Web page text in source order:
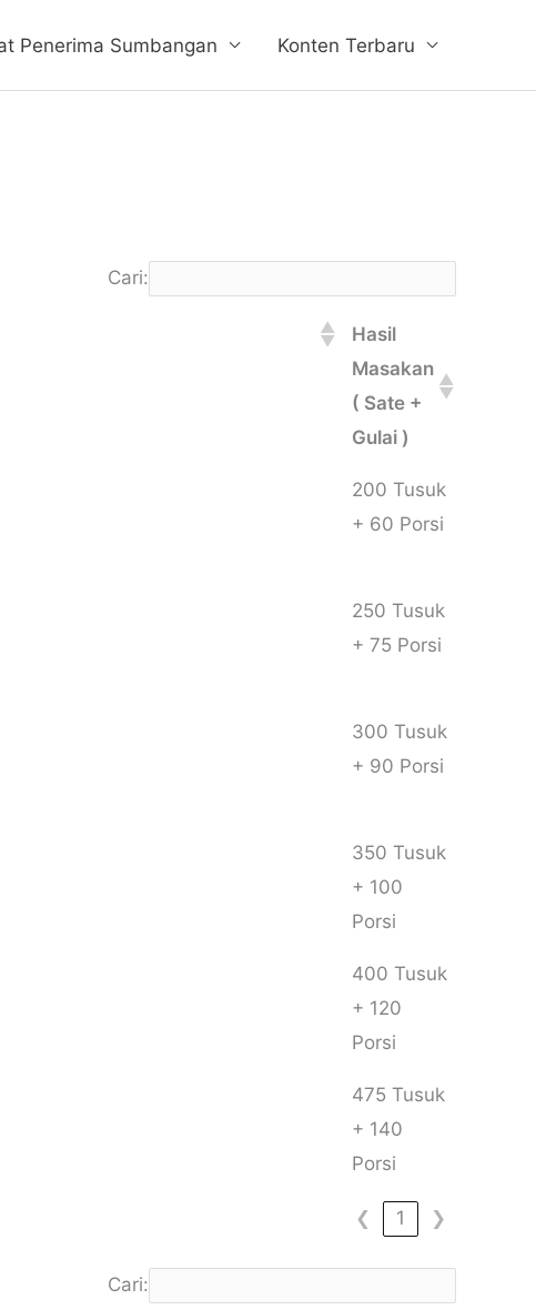
Penerima Sumbangan Konten Terbaru
Cari:
Hasil
Masakan
( Sate +
Gulai )
Hasil
Masakan
200 Tusuk
+ 60 Porsi
250 Tusuk
+ 75 Porsi
300 Tusuk
+ 90 Porsi
350 Tusuk
+ 100
Porsi
400 Tusuk
+ 120
Porsi
475 Tusuk
+ 140
Porsi
❮ 1 ❯
Cari: